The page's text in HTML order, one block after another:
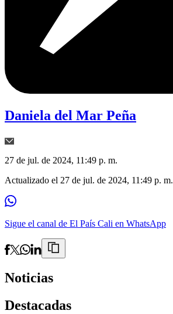
Daniela del Mar Peña
27 de jul. de 2024, 11:49 p. m.
Actualizado el 27 de jul. de 2024, 11:49 p. m.
Sigue el canal de El País Cali en WhatsApp
Noticias
Destacadas